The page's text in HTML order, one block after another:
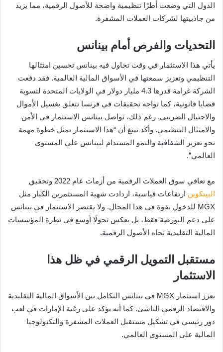
الدول التي وضعت أطرًا تنظيمية واضحة للأصول الرقمية، مما يزيد
من جاذبيتها لشركات العملات المشفرة.
التحديات والفرص أمام بينانس
يأتي هذا الاستثمار في وقت تحاول فيه بينانس تحسين امتثالها
التنظيمي وتعزيز سمعتها في الأسواق المالية العالمية. فقد دفعت
الشركة غرامة قدرها 4.3 مليار دولار في الولايات المتحدة لتسوية
قضايا قانونية، كما تواجه تحقيقات في فرنسا تتعلق بغسيل الأموال
والاحتيال الضريبي. رغم ذلك، تواصل بينانس الاستثمار في الأمن
والامتثال التنظيمي. وأكد تينغ أن “هذا الاستثمار يمثل خطوة مهمة
نحو تعزيز الشفافية والنمو المستدام لبينانس على المستوى
العالمي”.
مع تعافي سوق العملات الرقمية من أزمات عام 2022 وتحقيق
البيتكوين ارتفاعات قياسية، ازدادت شهية المستثمرين الكبار مثل
MGX للدخول بقوة في هذا المجال. ولا يقتصر الاستثمار في بينانس
على دعم البورصة فقط، بل يعكس تحولًا أوسع في نظرة المؤسسات
المالية التقليدية تجاه الأصول الرقمية.
مستقبل التمويل الرقمي في ظل هذا
الاستثمار
يعزز استثمار MGX في بينانس التكامل بين الأسواق المالية التقليدية
والاقتصاد الرقمي الناشئ. كما أنه يؤكد على رغبة الإمارات في لعب
دور رئيسي في تشكيل مستقبل العملات المشفرة والتكنولوجيا
المالية على المستوى العالمي.